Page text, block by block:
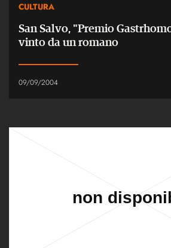
CULTURA
San Salvo, "Premio
vinto da un romano
09/09/2004